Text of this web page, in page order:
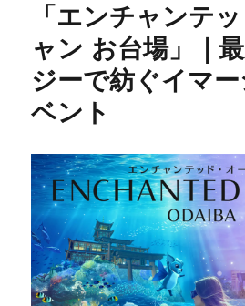
「エンチャンテ
ャン お台場」｜
ジーで紡ぐイマ
ベント